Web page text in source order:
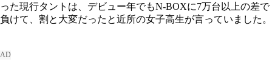
った現行タントは、デビュー年でもN‐BOXに7万台以上の差で
負けて、割と大変だったと近所の女子高生が言っていました。